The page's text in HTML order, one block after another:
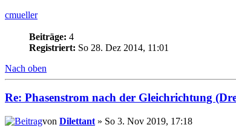
cmueller
Beiträge: 4
Registriert: So 28. Dez 2014, 11:01
Nach oben
Re: Phasenstrom nach der Gleichrichtung
von Dilettant » So 3. Nov 2019, 17:18